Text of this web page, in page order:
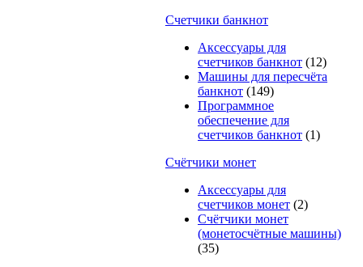
Счетчики банкнот
Аксессуары для
счетчиков банкнот (12)
Машины для пересчёта
банкнот (149)
Программное
обеспечение для
счетчиков банкнот (1)
Счётчики монет
Аксессуары для
счетчиков монет (2)
Счётчики монет
(монетосчётные машины)
(35)